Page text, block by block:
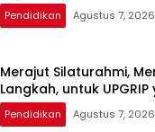
Pendidikan Agustus 7, 2026
Merajut Silaturahmi,
Langkah, untuk
Pendidikan Agustus 7, 2026